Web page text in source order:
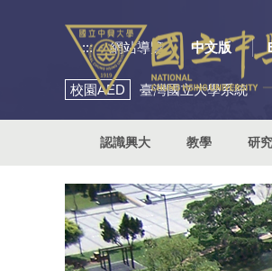
::: 網站導覽 中文版
校園AED 臺灣國立大學系統
認識興大 教學 研究